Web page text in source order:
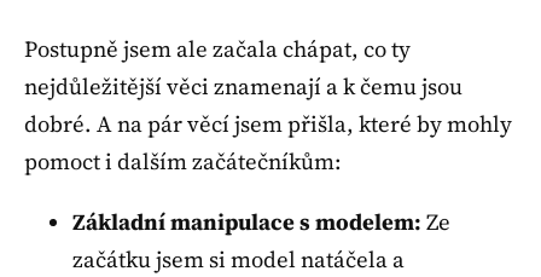
Postupně jsem ale začala chápat, co ty
nejdůležitější věci znamenají a k čemu jsou
dobré. A na pár věcí jsem přišla, které by mohly
pomoct i dalším začátečníkům:
Základní manipulace s modelem: Ze
začátku jsem si model natáčela a